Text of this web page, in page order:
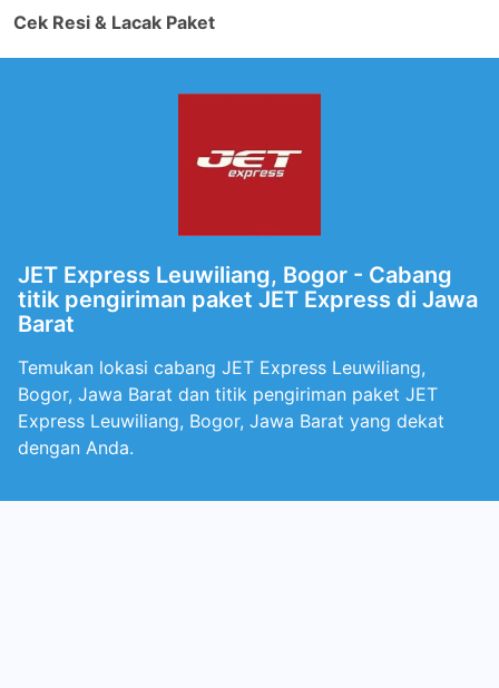
Cek Resi & Lacak Paket
JET Express Leuwiliang, Bogor - Cabang
titik pengiriman paket JET Express di Jawa
Barat
Temukan lokasi cabang JET Express Leuwiliang,
Bogor, Jawa Barat dan titik pengiriman paket JET
Express Leuwiliang, Bogor, Jawa Barat yang dekat
dengan Anda.